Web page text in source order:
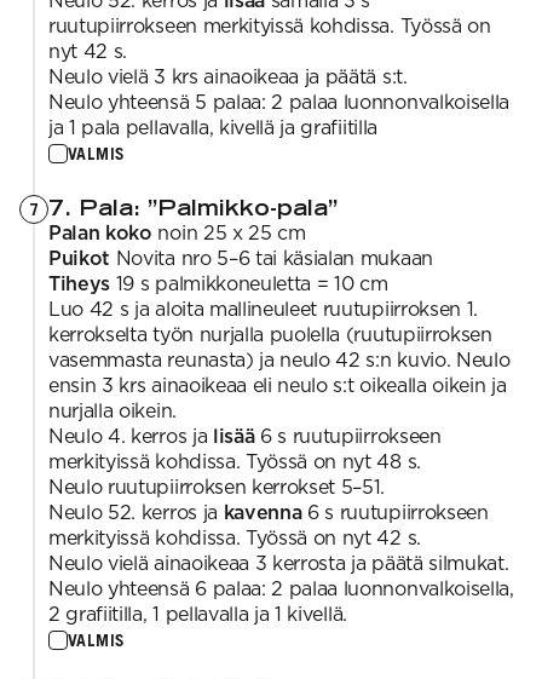
ruutupiirrokseen merkityissä kohdissa. Työssä on
nyt 42 s.
Neulo vielä 3 krs ainaoikeaa ja päätä s:t.
Neulo yhteensä 5 palaa: 2 palaa luonnonvalkoisella
ja 1 pala pellavalla, kivellä ja grafiitilla
VALMIS
7 7. Pala: ”Palmikko-pala”
Palan koko noin 25 x 25 cm
Puikot Novita nro 5–6 tai käsialan mukaan
Tiheys 19 s palmikkoneuletta = 10 cm
Luo 42 s ja aloita mallineuleet ruutupiirroksen 1.
kerrokselta työn nurjalla puolella (ruutupiirroksen
vasemmasta reunasta) ja neulo 42 s:n kuvio. Neulo
ensin 3 krs ainaoikeaa eli neulo s:t oikealla oikein ja
nurjalla oikein.
Neulo 4. kerros ja lisää6 s ruutupiirrokseen
merkityissä kohdissa. Työssä on nyt 48 s.
Neulo ruutupiirroksen kerrokset 5–51.
Neulo 52. kerros ja kavenna6 s ruutupiirrokseen
merkityissä kohdissa. Työssä on nyt 42 s.
Neulo vielä ainaoikeaa 3 kerrosta ja päätä silmukat.
Neulo yhteensä 6 palaa: 2 palaa luonnonvalkoisella,
2 grafiitilla, 1 pellavalla ja 1 kivellä.
VALMIS